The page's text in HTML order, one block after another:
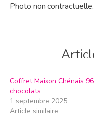
Photo non contractuelle.
Coffret Maison Chénais 96
chocolats
1 septembre 2025
Article similaire